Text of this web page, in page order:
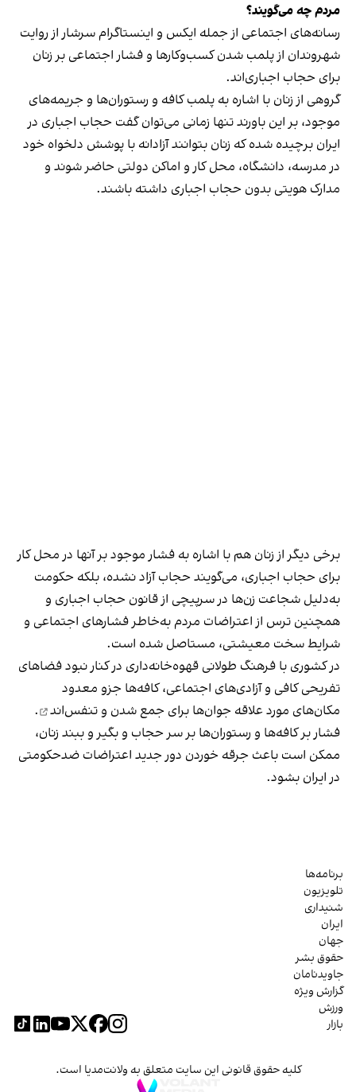
مردم چه می‌گویند؟
رسانه‎‌های اجتماعی از جمله ایکس و اینستاگرام سرشار از روایت
شهروندان از پلمب شدن کسب‌وکارها و فشار اجتماعی بر زنان
برای حجاب اجباری‌اند.
گروهی از زنان با اشاره به پلمب کافه و رستوران‌ها و جریمه‌های
موجود، بر این باورند تنها زمانی می‌توان گفت حجاب اجباری در
ایران برچیده شده که زنان بتوانند آزادانه با پوشش دلخواه خود
در مدرسه، دانشگاه، محل کار و اماکن دولتی حاضر شوند و
مدارک هویتی بدون حجاب اجباری داشته باشند.
برخی دیگر از زنان هم با اشاره به فشار موجود بر آنها در محل کار
برای حجاب اجباری، می‌گویند حجاب آزاد نشده، بلکه حکومت
به‌دلیل شجاعت زن‌ها در سرپیچی از قانون حجاب اجباری و
همچنین ترس از اعتراضات مردم به‌خاطر فشارهای اجتماعی و
شرایط سخت معیشتی، مستاصل شده است.
در کشوری با فرهنگ طولانی قهوه‌‌خانه‌داری در کنار نبود فضاهای
تفریحی کافی و آزادی‌های اجتماعی، کافه‌ها جزو معدود
مکان‌های مورد علاقه جوان‌ها برای جمع شدن و تنفس‌اند
.
فشار بر کافه‌ها و رستوران‌ها بر سر حجاب و بگیر و ببند زنان،
ممکن است باعث جرقه خوردن دور جدید اعتراضات ضدحکومتی
در ایران بشود.
برنامه‌ها
تلویزیون
شنیداری
ایران
جهان
حقوق بشر
جاویدنامان
گزارش ویژه
ورزش
بازار
کلیه حقوق قانونی این سایت متعلق به ولانت‌مدیا است.